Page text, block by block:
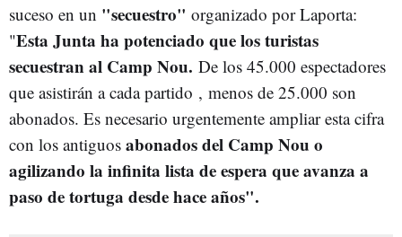
suceso en un "secuestro" organizado por Laporta:
"Esta Junta ha potenciado que los turistas
secuestran al Camp Nou. De los 45.000 espectadores
que asistirán a cada partido , menos de 25.000 son
abonados. Es necesario urgentemente ampliar esta cifra
con los antiguos abonados del Camp Nou o
agilizando la infinita lista de espera que avanza a
paso de tortuga desde hace años".